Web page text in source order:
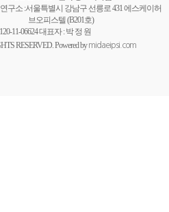
구소 :서울특별시 강남구 선릉로 431 에스케이허
브오피스텔 (B201호)
11-06624 대표자 : 박 정 원
RESERVED. Powered bymidaeipsi.com